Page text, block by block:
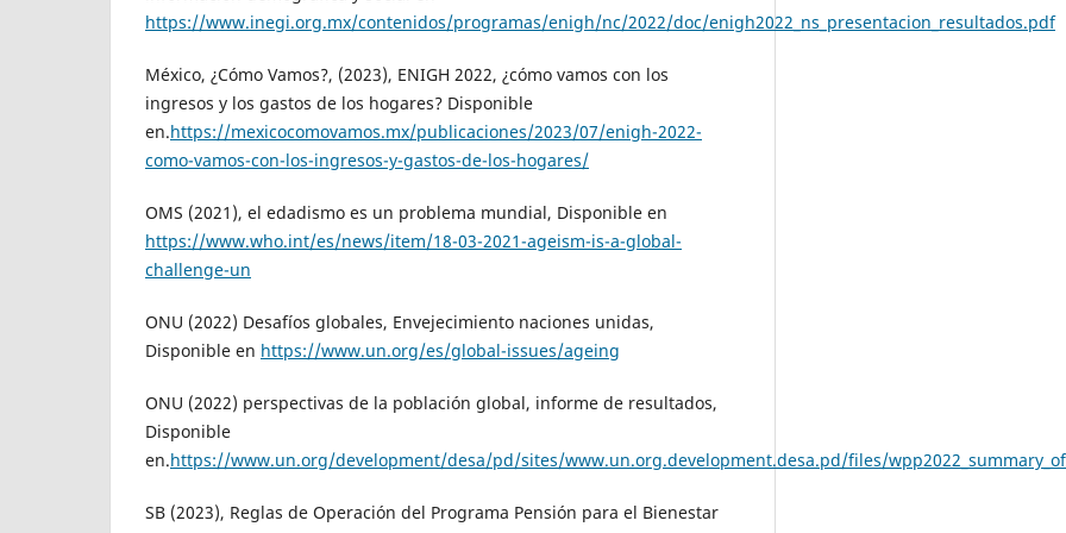
https://www.inegi.org.mx/contenidos/programas/enigh/nc/2022/doc/enigh2022_ns_presentacion_resultados.pdf
México, ¿Cómo Vamos?, (2023), ENIGH 2022, ¿cómo vamos con los
ingresos y los gastos de los hogares? Disponible
en.https://mexicocomovamos.mx/publicaciones/2023/07/enigh-2022-
como-vamos-con-los-ingresos-y-gastos-de-los-hogares/
OMS (2021), el edadismo es un problema mundial, Disponible en
https://www.who.int/es/news/item/18-03-2021-ageism-is-a-global-
challenge-un
ONU (2022) Desafíos globales, Envejecimiento naciones unidas,
Disponible en https://www.un.org/es/global-issues/ageing
ONU (2022) perspectivas de la población global, informe de resultados,
Disponible
en.https://www.un.org/development/desa/pd/sites/www.un.org.development.desa.pd/files/
SB (2023), Reglas de Operación del Programa Pensión para el Bienestar